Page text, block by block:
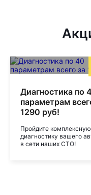
Диагностика по
параметрам
1290 руб!
Пройдите комплексную
диагностику вашего
в сети наших СТО!